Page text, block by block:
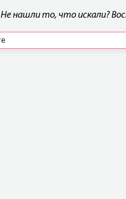
Не нашли то, что искали?